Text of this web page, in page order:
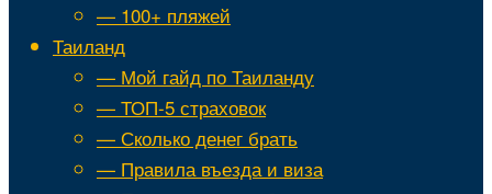
— 100+ пляжей
Таиланд
— Мой гайд по Таиланду
— ТОП-5 страховок
— Сколько денег брать
— Правила въезда и виза